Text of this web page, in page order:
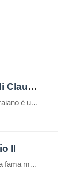
Porti Imperiali di Claudio e Traiano
Il parco del Porto di Traiano è un paesaggio di grandissimo valore culturale e naturale, in cui i resti dell’antico impianto portuale si legano al patrimonio arboreo e agli specchi d’acqua, in una unità armonica resa suggestiva dalle tracce del tempo
II
Spesso oscurato dalla fama mondiale dei vicini scavi archeologici romani, il Castello di Giulio II è una gemma rinascimentale che merita assolutamente una visita. Situato nel cuore del pittoresco borgo medievale di Ostia Antica, questa fortezza racconta una storia di papi guerrieri, dazi doganali e un fiume che ha cambiato corso. Se cercate una gita […]